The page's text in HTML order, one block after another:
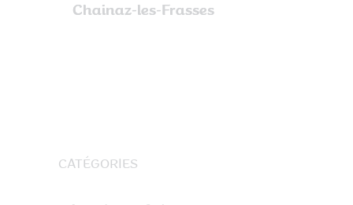
Chainaz-les-Frasses
CATÉGORIES